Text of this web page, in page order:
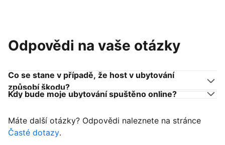
Odpovědi na vaše otázky
Co se stane v případě, že host v ubytování
způsobí škodu?
Kdy bude moje ubytování spuštěno online?
Máte další otázky? Odpovědi naleznete na stránce
Časté dotazy.